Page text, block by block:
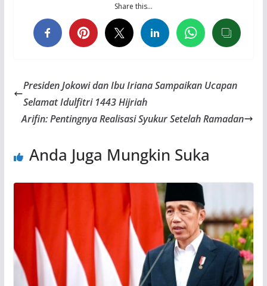
Share this…
Presiden Jokowi dan Ibu Iriana Sampaikan Ucapan
Selamat Idulfitri 1443 Hijriah
Arifin: Pentingnya Realisasi Syukur Setelah Ramadan
Anda Juga Mungkin Suka